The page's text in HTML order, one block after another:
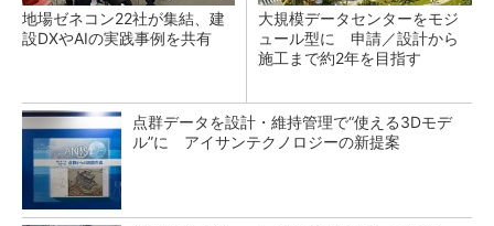
地場ゼネコン22社が集結、建
設DXやAIの実践事例を共有
大規模データセンターをモジ
ュール型に 申請／設計から
施工まで約2年を目指す
点群データを設計・維持管理で“使える3Dモデ
ル”に アイサンテクノロジーの新提案